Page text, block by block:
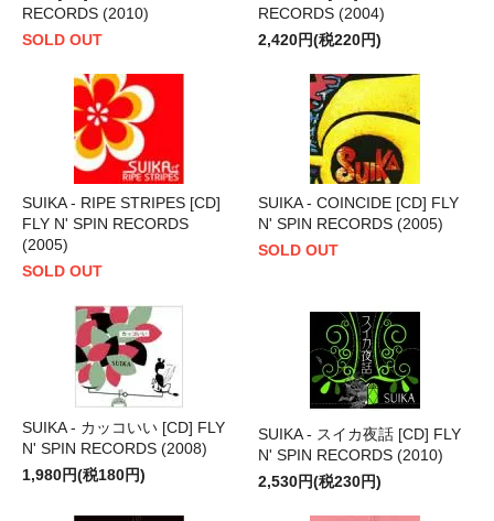
RECORDS (2010)
SOLD OUT
RECORDS (2004)
2,420円(税220円)
SUIKA - RIPE STRIPES [CD]
FLY N' SPIN RECORDS
(2005)
SOLD OUT
SUIKA - COINCIDE [CD] FLY
N' SPIN RECORDS (2005)
SOLD OUT
SUIKA - カッコいい [CD] FLY
N' SPIN RECORDS (2008)
1,980円(税180円)
SUIKA - スイカ夜話 [CD] FLY
N' SPIN RECORDS (2010)
2,530円(税230円)